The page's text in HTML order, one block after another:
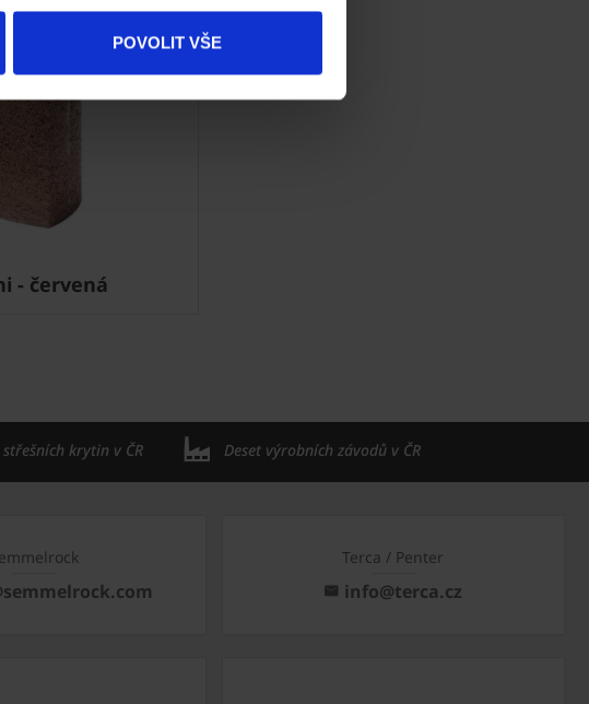
POVOLIT VŠE
- červená
krytin v ČR Deset výrobních závodů v ČR
Terca / Penter
info@terca.cz